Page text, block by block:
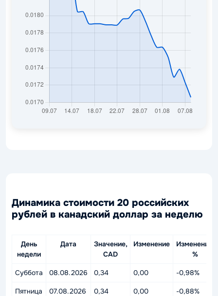
Динамика стоимости 20 российских
рублей в канадский доллар за неделю
День
недели
Дата
Значение,
CAD
Изменение
Изменение,
%
Суббота 08.08.2026 0,34 0,00 -0,98%
Пятница 07.08.2026 0,34 0,00 -0,88%